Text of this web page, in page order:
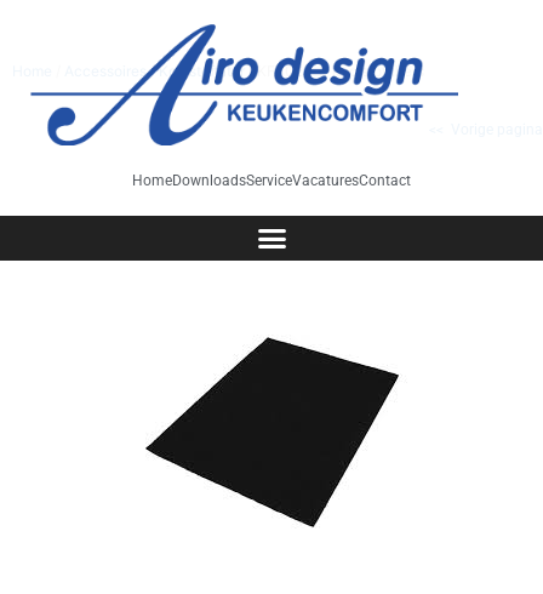
HomeDownloadsServiceVacaturesContact
Accessoires/Koolstoffilter/ KF3028-3 koolstoffilters